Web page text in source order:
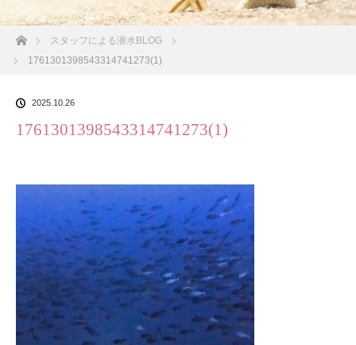
ホームスタッフによる潜水BLOG
1761301398543314741273(1)
2025.10.26
1761301398543314741273(1)